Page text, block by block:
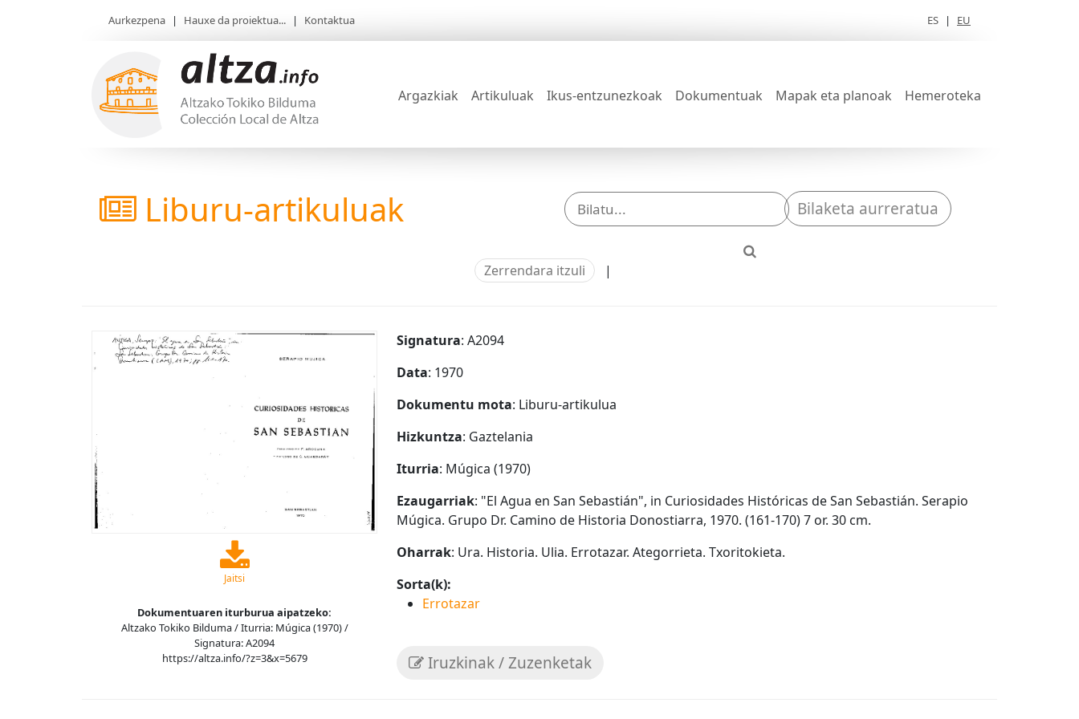
Aurkezpena | Hauxe da proiektua... | Kontaktua ES | EU
Argazkiak Artikuluak Ikus-entzunezkoak Dokumentuak Mapak eta planoak Hemeroteka
Liburu-artikuluak Bilaketa aurreratua
Zerrendara itzuli |
Jaitsi
Dokumentuaren iturburua aipatzeko:
Altzako Tokiko Bilduma / Iturria: Múgica (1970) /
Signatura: A2094
https://altza.info/?z=3&x=5679
Signatura: A2094
Data: 1970
Dokumentu mota: Liburu-artikulua
Hizkuntza: Gaztelania
Iturria: Múgica (1970)
Ezaugarriak: "El Agua en San Sebastián", in Curiosidades Históricas de San Sebastián. Serapio
Múgica. Grupo Dr. Camino de Historia Donostiarra, 1970. (161-170) 7 or. 30 cm.
Oharrak: Ura. Historia. Ulia. Errotazar. Ategorrieta. Txoritokieta.
Sorta(k):
Errotazar
Iruzkinak / Zuzenketak